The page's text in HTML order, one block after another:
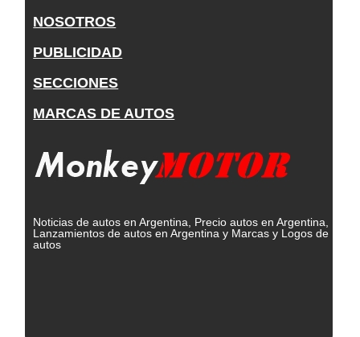
NOSOTROS
PUBLICIDAD
SECCIONES
MARCAS DE AUTOS
Noticias de autos en Argentina, Precio autos en Argentina,
Lanzamientos de autos en Argentina y Marcas y Logos de
autos